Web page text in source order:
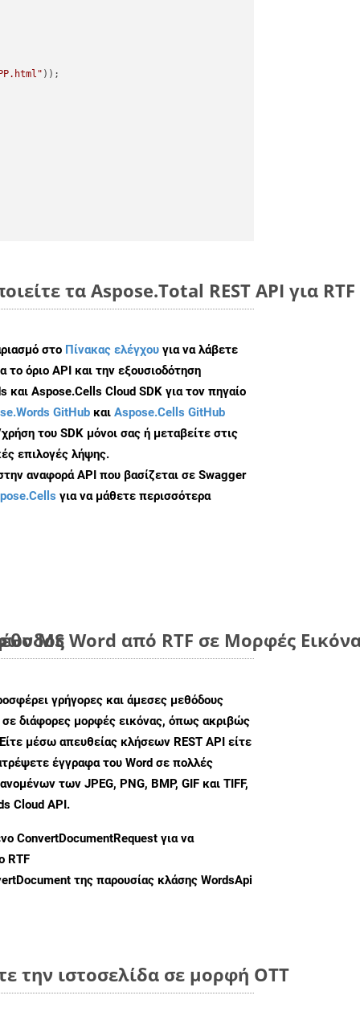
τα Aspose.Total REST API για
στο Πίνακας ελέγχου για να λάβετε
το όριο API και την εξουσιοδότηση
Aspose.Cells Cloud SDK για τον πηγαίο
GitHub και Aspose.Cells GitHub
του SDK μόνοι σας ή μεταβείτε στις
επιλογές λήψης.
αναφορά API που βασίζεται σε Swagger
για να μάθετε περισσότερα
MS Word από RTF σε Μορφές
γρήγορες και άμεσες μεθόδους
διάφορες μορφές εικόνας, όπως ακριβώς
μέσω απευθείας κλήσεων REST API είτε
έγγραφα του Word σε πολλές
των JPEG, PNG, BMP, GIF και TIFF,
Cloud API.
ConvertDocumentRequest για να
RTF
της παρουσίας κλάσης WordsApi
την ιστοσελίδα σε μορφή OTT